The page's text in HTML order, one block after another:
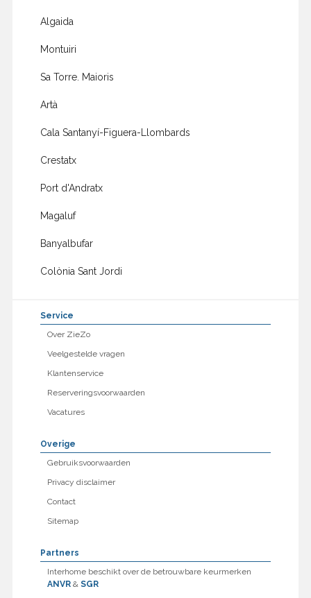
Algaida
Montuiri
Sa Torre. Maioris
Artà
Cala Santanyí-Figuera-Llombards
Crestatx
Port d'Andratx
Magaluf
Banyalbufar
Colònia Sant Jordi
Service
Over ZieZo
Veelgestelde vragen
Klantenservice
Reserveringsvoorwaarden
Vacatures
Overige
Gebruiksvoorwaarden
Privacy disclaimer
Contact
Sitemap
Partners
Interhome beschikt over de betrouwbare keurmerken
ANVR& SGR